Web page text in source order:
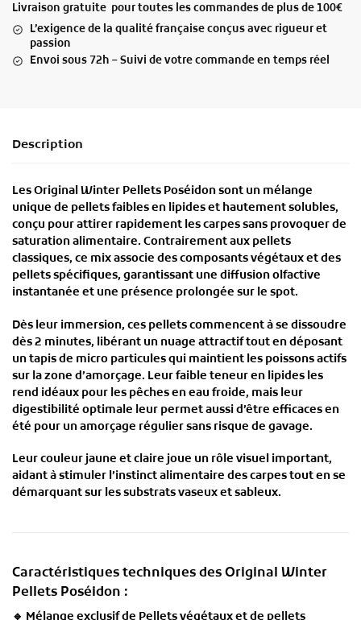
Livraison gratuite pour toutes les commandes de plus de 100€
L’exigence de la qualité française conçus avec rigueur et
passion
Envoi sous 72h – Suivi de votre commande en temps réel
Description
LesOriginal Winter Pellets Poséidonsont un mélange
unique de pelletsfaibles en lipides et hautement solubles,
conçu pourattirer rapidement les carpessans provoquer de
saturation alimentaire. Contrairement aux pellets
classiques, ce mix associe descomposants végétaux et des
pellets spécifiques, garantissant une diffusion olfactive
instantanée et une présence prolongée sur le spot.
Dès leur immersion, ces pellets commencent à se dissoudre
dès 2 minutes, libérant un nuage attractiftout en déposant
untapis de micro particulesqui maintient les poissons actifs
sur la zone d’amorçage. Leurfaible teneur en lipides les
rend idéaux pour les pêches en eau froide, mais leur
digestibilité optimale leur permet aussi d’être efficaces en
été pour un amorçage régulier sans risque de gavage.
Leurcouleur jaune et clairejoue un rôle visuel important,
aidant àstimuler l’instinct alimentaire des carpestout en se
démarquant sur les substrats vaseux et sableux.
Caractéristiques techniques des Original Winter
Pellets Poséidon :